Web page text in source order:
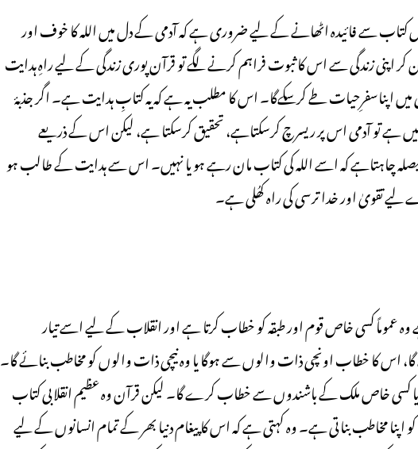
سے فائیدہ اٹھانے کے لیے ضروری ہے کہ آدمی کے دل میں اللہ کا خوف اور
اپنی زندگی سے اس کا ثبوت فراہم کرنے لگے تو قرآن پوری زندگی کے لیے راہِ ہدایت
اپناسفرِحیات طے کرسکےگا۔ اس کا مطلب یہ ہے کہ یہ کتابِ ہدایت ہے۔ اگر جذبۂ
ہے تو آدمی اس پر ریسرچ کرسکتاہے، تحقیق کرسکتا ہے، لیکن اس کے ذریعے
فیصلہ چاہتاہے کہ اسے اللہ کی کتاب مان رہے ہو یا نہیں۔ اس سے ہدایت کے طالب ہو
تقویٰ اور خدا ترسی کی راہ کھُلی ہے۔
وہ عموماً کسی خاص قوم اور طبقہ کو خطاب کرتا ہے اور انقلاب کے لیے اسے تیار
اس کا خطاب اونچی ذات والوں سے ہوگا یا وہ نیچی ذات والوں کو مخاطب بنائے گا۔
یا کسی خاص ملک کے باشندوں سے خطاب کرے گا۔ لیکن قرآن وہ عظیم انقلابی کتاب
مخاطب بناتی ہے۔ وہ کہتی ہے کہ اس کا پیغام دنیا بھر کے تمام انسانوں کے لیے